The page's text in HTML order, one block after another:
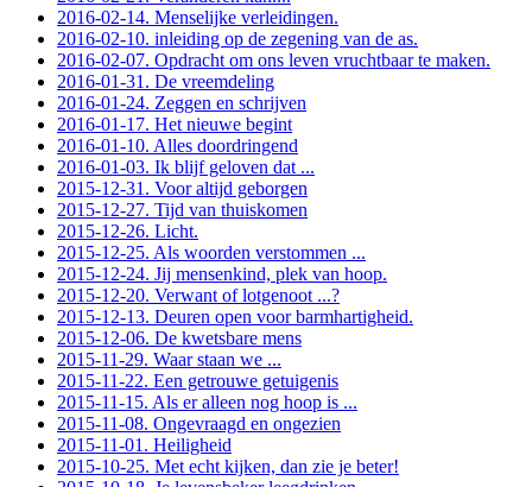
2016-02-14. Menselijke verleidingen.
2016-02-10. inleiding op de zegening van de as.
2016-02-07. Opdracht om ons leven vruchtbaar te maken.
2016-01-31. De vreemdeling
2016-01-24. Zeggen en schrijven
2016-01-17. Het nieuwe begint
2016-01-10. Alles doordringend
2016-01-03. Ik blijf geloven dat ...
2015-12-31. Voor altijd geborgen
2015-12-27. Tijd van thuiskomen
2015-12-26. Licht.
2015-12-25. Als woorden verstommen ...
2015-12-24. Jij mensenkind, plek van hoop.
2015-12-20. Verwant of lotgenoot ...?
2015-12-13. Deuren open voor barmhartigheid.
2015-12-06. De kwetsbare mens
2015-11-29. Waar staan we ...
2015-11-22. Een getrouwe getuigenis
2015-11-15. Als er alleen nog hoop is ...
2015-11-08. Ongevraagd en ongezien
2015-11-01. Heiligheid
2015-10-25. Met echt kijken, dan zie je beter!